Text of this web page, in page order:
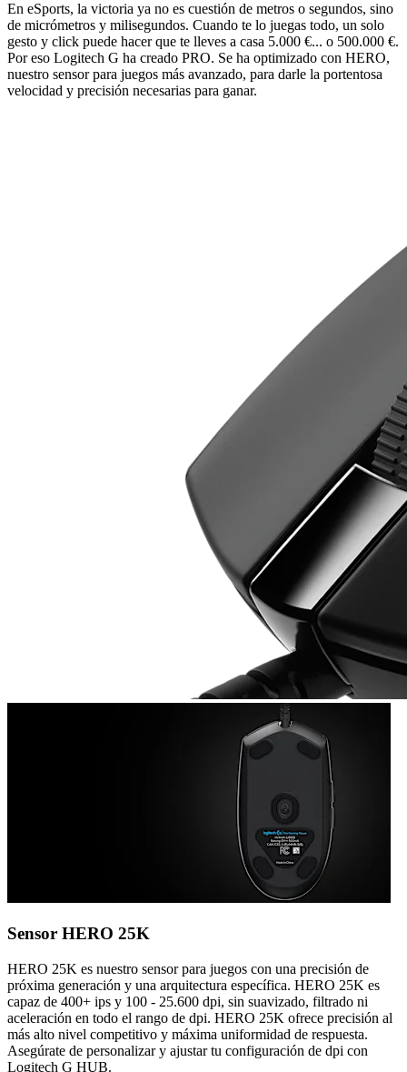
En eSports, la victoria ya no es cuestión de metros o segundos, sino
de micrómetros y milisegundos. Cuando te lo juegas todo, un solo
gesto y click puede hacer que te lleves a casa 5.000 €... o 500.000 €.
Por eso Logitech G ha creado PRO. Se ha optimizado con HERO,
nuestro sensor para juegos más avanzado, para darle la portentosa
velocidad y precisión necesarias para ganar.
Sensor HERO 25K
HERO 25K es nuestro sensor para juegos con una precisión de
próxima generación y una arquitectura específica. HERO 25K es
capaz de 400+ ips y 100 - 25.600 dpi, sin suavizado, filtrado ni
aceleración en todo el rango de dpi. HERO 25K ofrece precisión al
más alto nivel competitivo y máxima uniformidad de respuesta.
Asegúrate de personalizar y ajustar tu configuración de dpi con
Logitech G HUB.